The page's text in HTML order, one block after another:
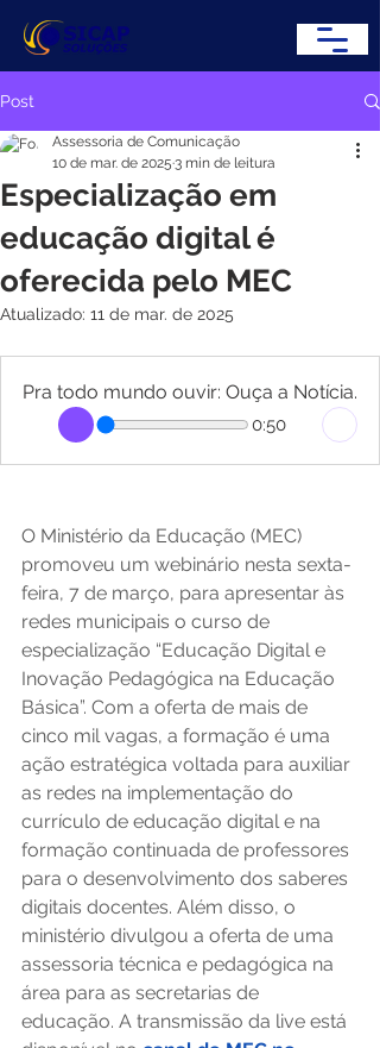
Post
Especialização em
educação digital é
oferecida pelo MEC
Assessoria de Comunicação
10 de mar. de 2025 3 min de leitura
Atualizado: 11 de mar. de 2025
Pra todo mundo ouvir: Ouça a Notícia.
0:50
O Ministério da Educação (MEC)
promoveu um webinário nesta sexta-
feira, 7 de março, para apresentar às
redes municipais o curso de
especialização “Educação Digital e
Inovação Pedagógica na Educação
Básica”. Com a oferta de mais de
cinco mil vagas, a formação é uma
ação estratégica voltada para auxiliar
as redes na implementação do
currículo de educação digital e na
formação continuada de professores
para o desenvolvimento dos saberes
digitais docentes. Além disso, o
ministério divulgou a oferta de uma
assessoria técnica e pedagógica na
área para as secretarias de
educação. A transmissão da live está